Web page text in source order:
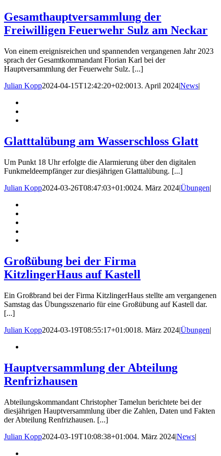
Gesamthauptversammlung der
Freiwilligen Feuerwehr Sulz am Neckar
Von einem ereignisreichen und spannenden vergangenen Jahr 2023
sprach der Gesamtkommandant Florian Karl bei der
Hauptversammlung der Feuerwehr Sulz. [...]
Julian Kopp2024-04-15T12:42:20+02:0013. April 2024|News|
Glatttalübung am Wasserschloss Glatt
Um Punkt 18 Uhr erfolgte die Alarmierung über den digitalen
Funkmeldeempfänger zur diesjährigen Glatttalübung. [...]
Julian Kopp2024-03-26T08:47:03+01:0024. März 2024|Übungen|
Großübung bei der Firma
KitzlingerHaus auf Kastell
Ein Großbrand bei der Firma KitzlingerHaus stellte am vergangenen
Samstag das Übungsszenario für eine Großübung auf Kastell dar.
[...]
Julian Kopp2024-03-19T08:55:17+01:0018. März 2024|Übungen|
Hauptversammlung der Abteilung
Renfrizhausen
Abteilungskommandant Christopher Tamelun berichtete bei der
diesjährigen Hauptversammlung über die Zahlen, Daten und Fakten
der Abteilung Renfrizhausen. [...]
Julian Kopp2024-03-19T10:08:38+01:004. März 2024|News|